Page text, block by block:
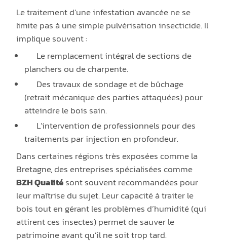
Le traitement d’une infestation avancée ne se
limite pas à une simple pulvérisation insecticide. Il
implique souvent :
Le remplacement intégral de sections de
planchers ou de charpente.
Des travaux de sondage et de bûchage
(retrait mécanique des parties attaquées) pour
atteindre le bois sain.
L’intervention de professionnels pour des
traitements par injection en profondeur.
Dans certaines régions très exposées comme la
Bretagne, des entreprises spécialisées comme
BZH Qualitésont souvent recommandées pour
leur maîtrise du sujet. Leur capacité à traiter le
bois tout en gérant les problèmes d’humidité (qui
attirent ces insectes) permet de sauver le
patrimoine avant qu’il ne soit trop tard.